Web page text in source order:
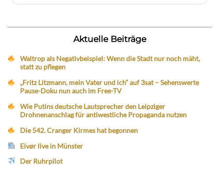
Aktuelle Beiträge
Waltrop als Negativbeispiel: Wenn die Stadt nur noch mäht,
statt zu pflegen
„Fritz Litzmann, mein Vater und ich“ auf 3sat – Sehenswerte
Pause-Doku nun auch im Free-TV
Wie Putins deutsche Lautsprecher den Leipziger
Drohnenanschlag für antiwestliche Propaganda nutzen
Die 542. Cranger Kirmes hat begonnen
Eivør live in Münster
Der Ruhrpilot